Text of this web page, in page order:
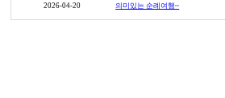
2026-04-20 의미있는 순례여행~